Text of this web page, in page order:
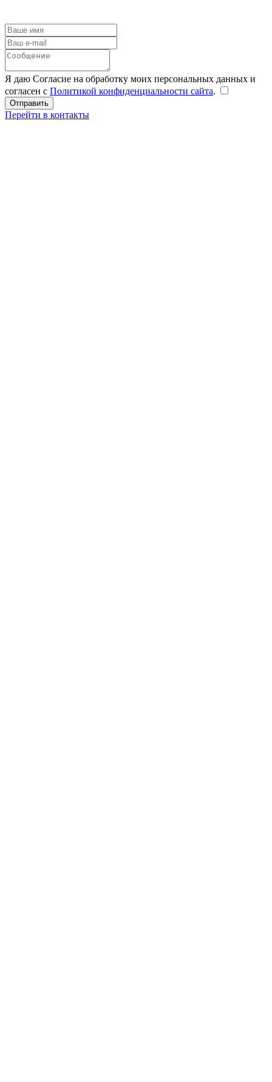
Я даю Согласие на обработку моих персональных данных и
согласен с Политикой конфиденциальности сайта.
Перейти в контакты